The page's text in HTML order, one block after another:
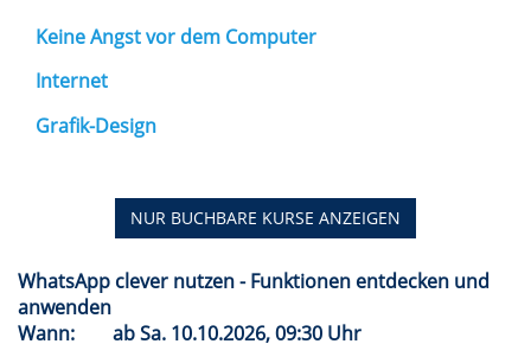
Keine Angst vor dem Computer
Internet
Grafik-Design
NUR BUCHBARE KURSE ANZEIGEN
WhatsApp clever nutzen - Funktionen entdecken und
anwenden
Wann:
abSa. 10.10.2026, 09:30 Uhr